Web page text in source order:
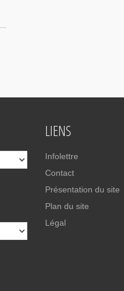
LIENS
Infolettre
Contact
Présentation du site
Plan du site
Légal